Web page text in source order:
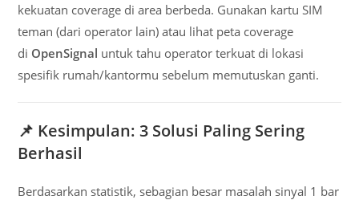
kekuatan coverage di area berbeda. Gunakan kartu SIM
teman (dari operator lain) atau lihat peta coverage
di OpenSignal untuk tahu operator terkuat di lokasi
spesifik rumah/kantormu sebelum memutuskan ganti.
📌 Kesimpulan: 3 Solusi Paling Sering
Berhasil
Berdasarkan statistik, sebagian besar masalah sinyal 1 bar